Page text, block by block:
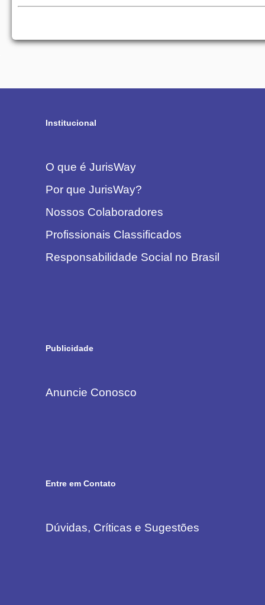
Institucional
O que é JurisWay
Por que JurisWay?
Nossos Colaboradores
Profissionais Classificados
Responsabilidade Social no Brasil
Publicidade
Anuncie Conosco
Entre em Contato
Dúvidas, Críticas e Sugestões